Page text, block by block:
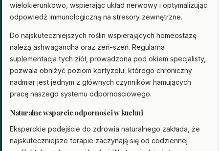
wielokierunkowo, wspierając układ nerwowy i optymalizując
odpowiedź immunologiczną na stresory zewnętrzne.
Do najskuteczniejszych roślin wspierających homeostazę
należą ashwagandha oraz żeń-szeń. Regularna
suplementacja tych ziół, prowadzona pod okiem specjalisty,
pozwala obniżyć poziom kortyzolu, którego chroniczny
nadmiar jest jednym z głównych czynników hamujących
pracę naszego systemu odpornościowego.
Naturalne wsparcie odporności w kuchni
Eksperckie podejście do zdrowia naturalnego zakłada, że
najskuteczniejsze terapie zaczynają się od codziennej